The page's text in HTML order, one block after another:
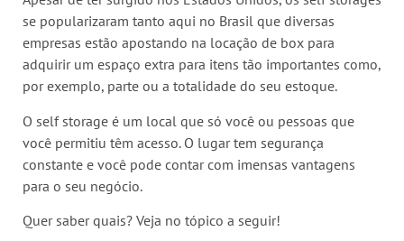
se popularizaram tanto aqui no Brasil que diversas
empresas estão apostando na locação de box para
adquirir um espaço extra para itens tão importantes como,
por exemplo, parte ou a totalidade do seu estoque.
O self storage é um local que só você ou pessoas que
você permitiu têm acesso. O lugar tem segurança
constante e você pode contar com imensas vantagens
para o seu negócio.
Quer saber quais? Veja no tópico a seguir!